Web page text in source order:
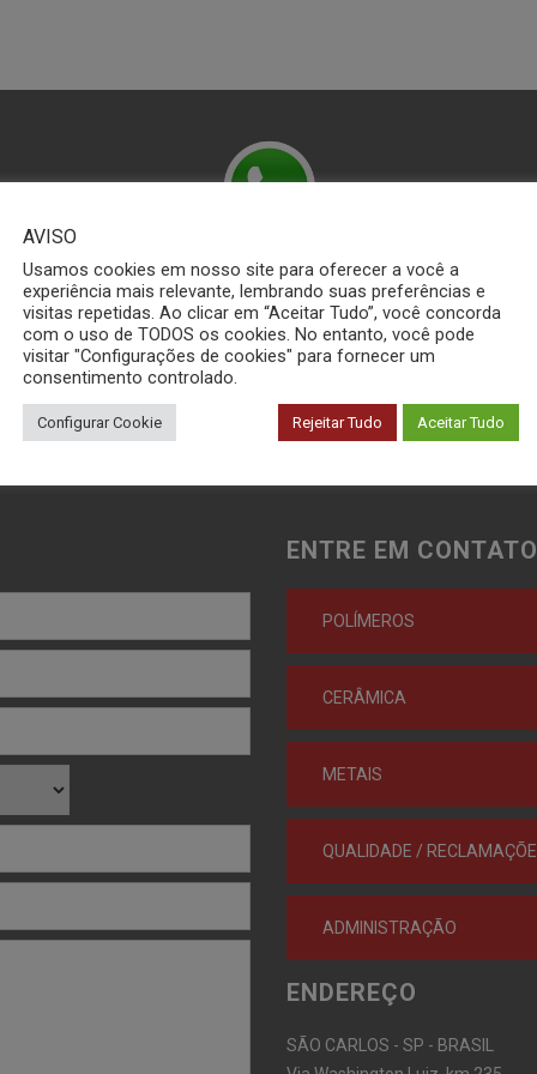
pelo
(16) 3306-6476
ENTRE EM
POLÍMEROS
CERÂMICA
METAIS
QUALIDADE /
ADMINISTRAÇÃO
ENDEREÇO
SÃO CARLOS - SP - BRASIL
AVISO
Usamos cookies em nosso site para oferecer a você a
experiência mais relevante, lembrando suas preferências e
visitas repetidas. Ao clicar em “Aceitar Tudo”, você concorda
com o uso de TODOS os cookies. No entanto, você pode
visitar "Configurações de cookies" para fornecer um
consentimento controlado.
Configurar Cookie Rejeitar Tudo Aceitar Tudo